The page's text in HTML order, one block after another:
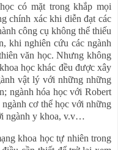
có mặt trong khắp mọi
chính xác khi diễn đạt các
công cụ không thể thiếu
khi nghiên cứu các ngành
văn học. Nhưng không
học khác đều được xây
vật lý với những những
ngành hóa học với Robert
cơ thể học với những
ngành y khoa, v.v…
khoa học tự nhiên trong